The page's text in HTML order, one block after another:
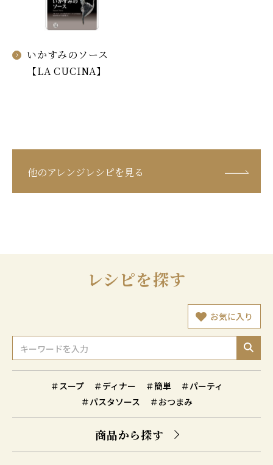
いかすみのソース
【LA CUCINA】
他のアレンジレシピを見る
レシピを探す
お気に入り
＃スープ ＃ディナー ＃簡単
＃パーティ
＃パスタソース
＃おつまみ
商品から探す